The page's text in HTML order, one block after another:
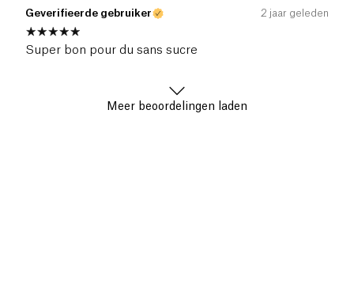
Geverifieerde gebruiker 2 jaar geleden
Super bon pour du sans sucre
Meer beoordelingen laden